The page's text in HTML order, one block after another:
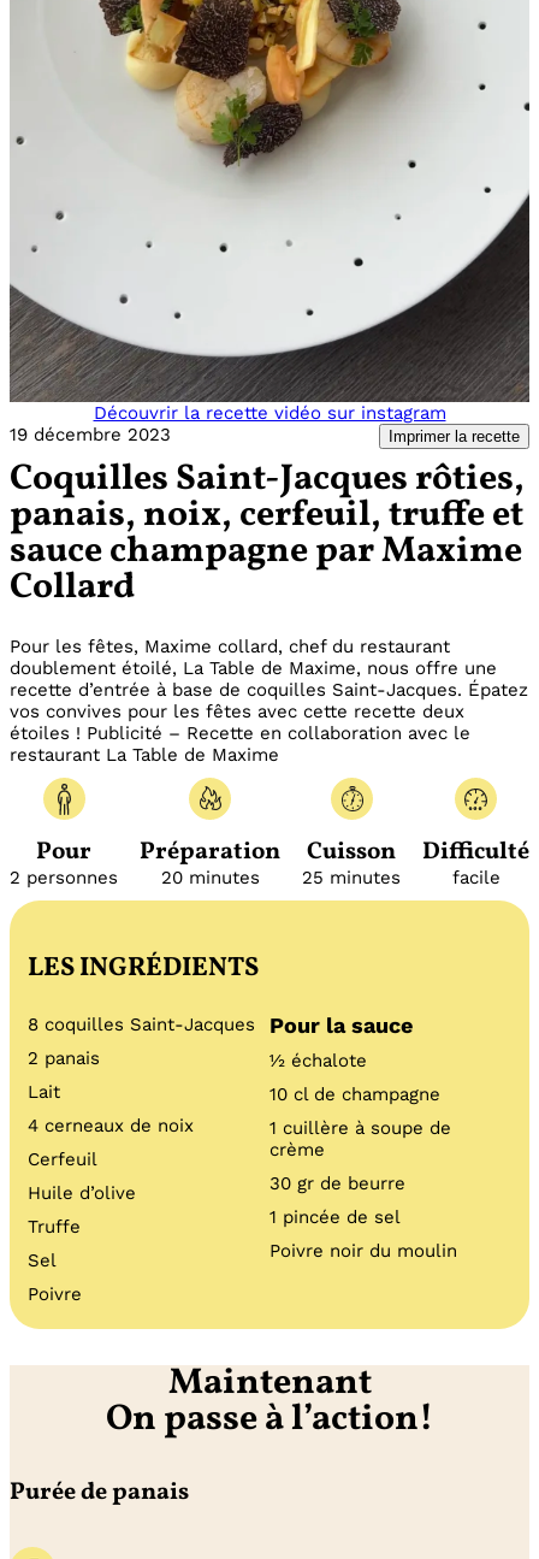
Découvrir la recette vidéo sur instagram
19 décembre 2023
Imprimer la recette
Coquilles Saint-Jacques rôties,
panais, noix, cerfeuil, truffe et
sauce champagne par Maxime
Collard
Pour les fêtes, Maxime collard, chef du restaurant
doublement étoilé, La Table de Maxime, nous offre une
recette d’entrée à base de coquilles Saint-Jacques. Épatez
vos convives pour les fêtes avec cette recette deux
étoiles ! Publicité – Recette en collaboration avec le
restaurant La Table de Maxime
Pour
2 personnes
Préparation
20 minutes
Cuisson
25 minutes
Difficulté
facile
LES INGRÉDIENTS
8 coquilles Saint-Jacques
2 panais
Lait
4 cerneaux de noix
Cerfeuil
Huile d’olive
Truffe
Sel
Poivre
Pour la sauce
½ échalote
10 cl de champagne
1 cuillère à soupe de
crème
30 gr de beurre
1 pincée de sel
Poivre noir du moulin
Maintenant
On passe à l’action!
Purée de panais